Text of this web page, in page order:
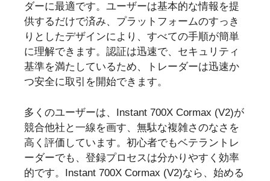
ダーに最適です。ユーザーは基本的な情報を提
供するだけで済み、プラットフォームのすっき
りとしたデザインにより、すべての手順が簡単
に理解できます。認証は迅速で、セキュリティ
基準を満たしているため、トレーダーは迅速か
つ安全に取引を開始できます。
多くのユーザーは、Instant 700X Cormax (V2)が
競合他社と一線を画す、無駄な複雑さのなさを
高く評価しています。初心者でもベテラントレ
ーダーでも、登録プロセスは分かりやすく効率
的です。Instant 700X Cormax (V2)なら、始める